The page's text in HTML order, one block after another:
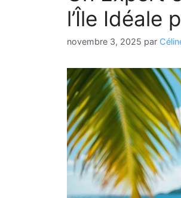
l’Île Idéale
novembre 3, 2025 par